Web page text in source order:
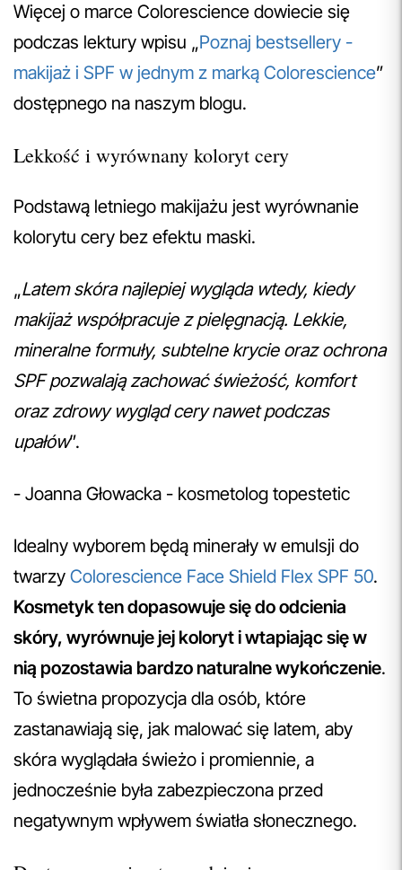
Więcej o marce Colorescience dowiecie się
podczas lektury wpisu „Poznaj bestsellery -
makijaż i SPF w jednym z marką Colorescience”
dostępnego na naszym blogu.
Lekkość i wyrównany koloryt cery
Podstawą letniego makijażu jest wyrównanie
kolorytu cery bez efektu maski.
„Latem skóra najlepiej wygląda wtedy, kiedy
makijaż współpracuje z pielęgnacją. Lekkie,
mineralne formuły, subtelne krycie oraz ochrona
SPF pozwalają zachować świeżość, komfort
oraz zdrowy wygląd cery nawet podczas
upałów”.
- Joanna Głowacka - kosmetolog topestetic
Idealny wyborem będą minerały w emulsji do
twarzy Colorescience Face Shield Flex SPF 50.
Kosmetyk ten dopasowuje się do odcienia
skóry, wyrównuje jej koloryt i wtapiając się w
nią pozostawia bardzo naturalne wykończenie.
To świetna propozycja dla osób, które
zastanawiają się, jak malować się latem, aby
skóra wyglądała świeżo i promiennie, a
jednocześnie była zabezpieczona przed
negatywnym wpływem światła słonecznego.